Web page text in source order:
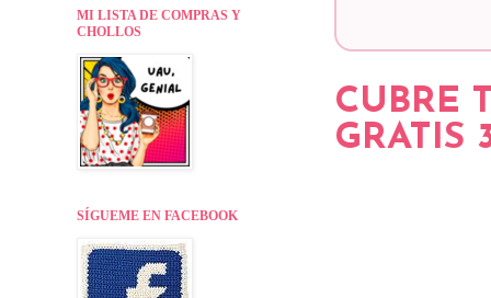
CUBRE
GRATIS
MI LISTA DE COMPRAS Y
CHOLLOS
SÍGUEME EN FACEBOOK